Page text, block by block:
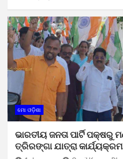
ମୋ ଓଡ଼ିଶା
ଭାରତୀୟ ଜନତା ପାର୍ଟି ପକ୍ଷରୁ
ତ୍ରିରଙ୍ଗା ଯାତ୍ରା